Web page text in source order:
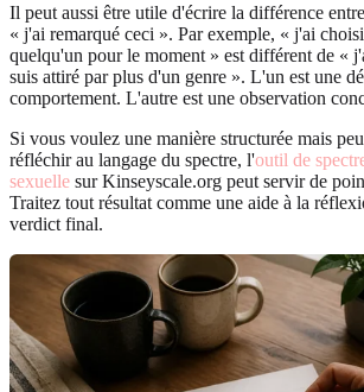
Il peut aussi être utile d'écrire la différence
« j'ai remarqué ceci ». Par exemple, « j'ai
quelqu'un pour le moment » est différent de «
suis attiré par plus d'un genre ». L'un est une
comportement. L'autre est une observation
Si vous voulez une manière structurée mais
réfléchir au langage du spectre, l'outil de
sexuelle sur Kinseyscale.org peut servir de
Traitez tout résultat comme une aide à la
verdict final.